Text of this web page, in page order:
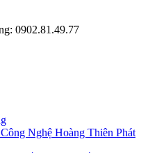
0902.81.49.77
Nghệ Hoàng Thiên Phát